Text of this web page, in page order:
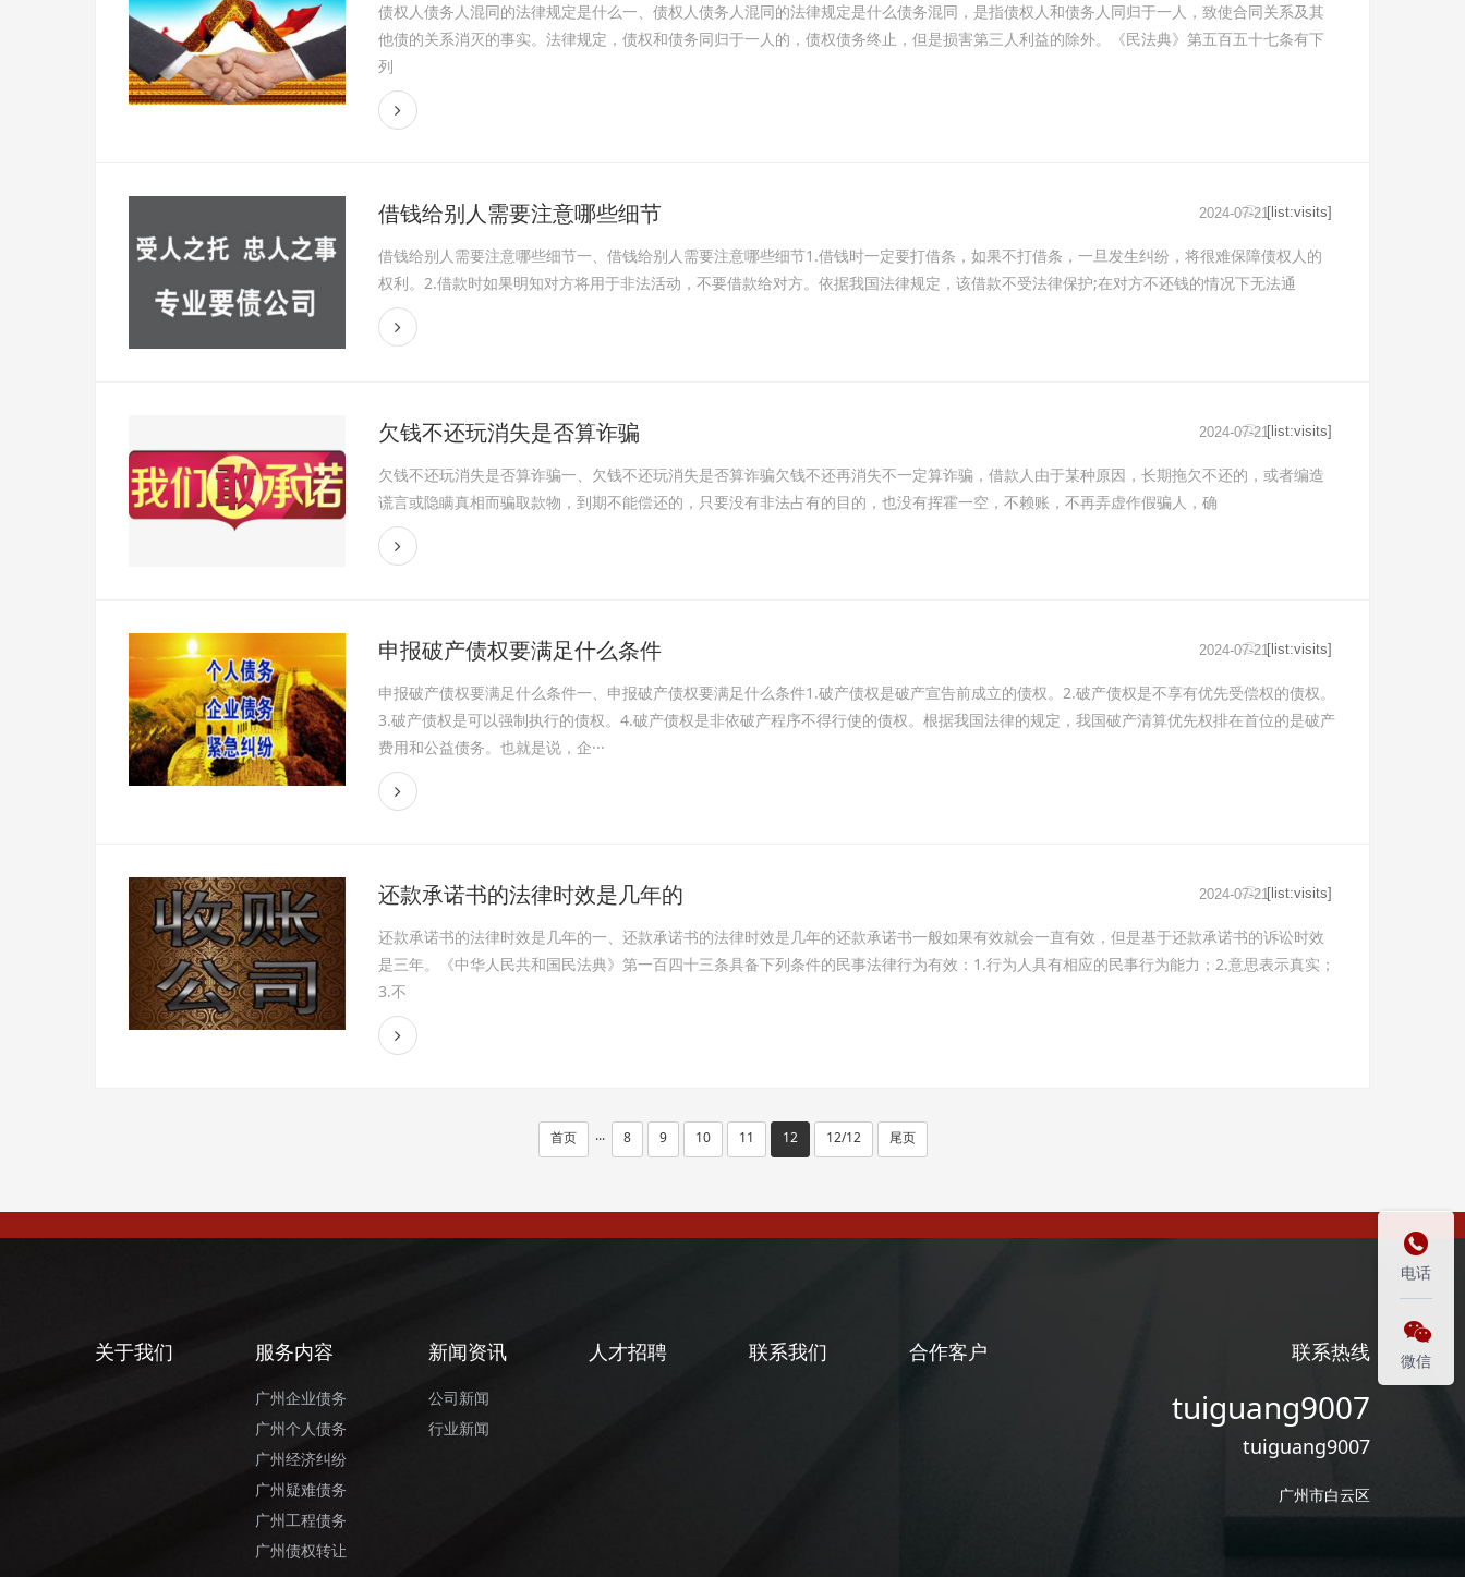
债权人债务人混同的法律规定是什么一、债权人债务人混同的法律规定是什么债务混同，是指债权人和债务人同归于一人，致使合同关系及其
他债的关系消灭的事实。法律规定，债权和债务同归于一人的，债权债务终止，但是损害第三人利益的除外。《民法典》第五百五十七条有下
列
借钱给别人需要注意哪些细节
借钱给别人需要注意哪些细节一、借钱给别人需要注意哪些细节1.借钱时一定要打借条，如果不打借条，一旦发生纠纷，将很难保障债权人的
权利。2.借款时如果明知对方将用于非法活动，不要借款给对方。依据我国法律规定，该借款不受法律保护;在对方不还钱的情况下无法通
2024-07-21[list:visits]
欠钱不还玩消失是否算诈骗
欠钱不还玩消失是否算诈骗一、欠钱不还玩消失是否算诈骗欠钱不还再消失不一定算诈骗，借款人由于某种原因，长期拖欠不还的，或者编造
谎言或隐瞒真相而骗取款物，到期不能偿还的，只要没有非法占有的目的，也没有挥霍一空，不赖账，不再弄虚作假骗人，确
2024-07-21 [list:visits]
申报破产债权要满足什么条件
申报破产债权要满足什么条件一、申报破产债权要满足什么条件1.破产债权是破产宣告前成立的债权。2.破产债权是不享有优先受偿权的债权。
3.破产债权是可以强制执行的债权。4.破产债权是非依破产程序不得行使的债权。根据我国法律的规定，我国破产清算优先权排在首位的是破产
费用和公益债务。也就是说，企···
2024-07-21[list:visits]
还款承诺书的法律时效是几年的
还款承诺书的法律时效是几年的一、还款承诺书的法律时效是几年的还款承诺书一般如果有效就会一直有效，但是基于还款承诺书的诉讼时效
是三年。《中华人民共和国民法典》第一百四十三条具备下列条件的民事法律行为有效：1.行为人具有相应的民事行为能力；2.意思表示真实；
3.不
2024-07-21[list:visits]
首页 ··· 8 9 10 11 12 12/12 尾页
关于我们 服务内容
广州企业债务
广州个人债务
广州经济纠纷
广州疑难债务
广州工程债务
广州债权转让
新闻资讯
公司新闻
行业新闻
人才招聘 联系我们 合作客户 联系热线
tuiguang9007
tuiguang9007
广州市白云区

电话

微信